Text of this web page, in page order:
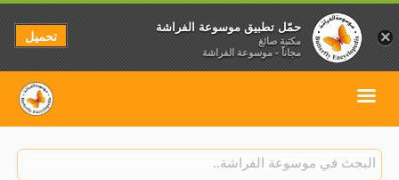
×
حمّل تطبيق موسوعة الفراشة
مكتبة صائغ
مجاناً - موسوعة الفراشة
تحميل